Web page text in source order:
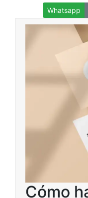
Whatsapp
Cómo